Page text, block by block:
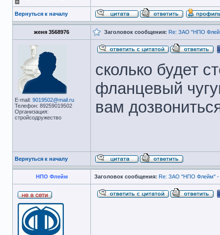
Вернуться к началу
женя 3568976 Заголовок сообщения: Re: ЗАО "НПО
E-mail: 9019502@mail.ru
Телефон: 89259019502
Организация:
стройсодружество
сколько будет
фланцевый
вам
Вернуться к началу
НПО Флейм Заголовок сообщения: Re: ЗАО "НПО Флейм" -